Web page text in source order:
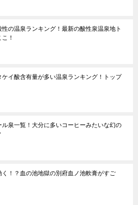
性の温泉ランキング！最新の酸性泉温泉地ト
！
ケイ酸含有量が多い温泉ランキング！トップ
ル泉一覧！大分に多いコーヒーみたいな幻の
く！？血の池地獄の別府血ノ池軟膏がすご